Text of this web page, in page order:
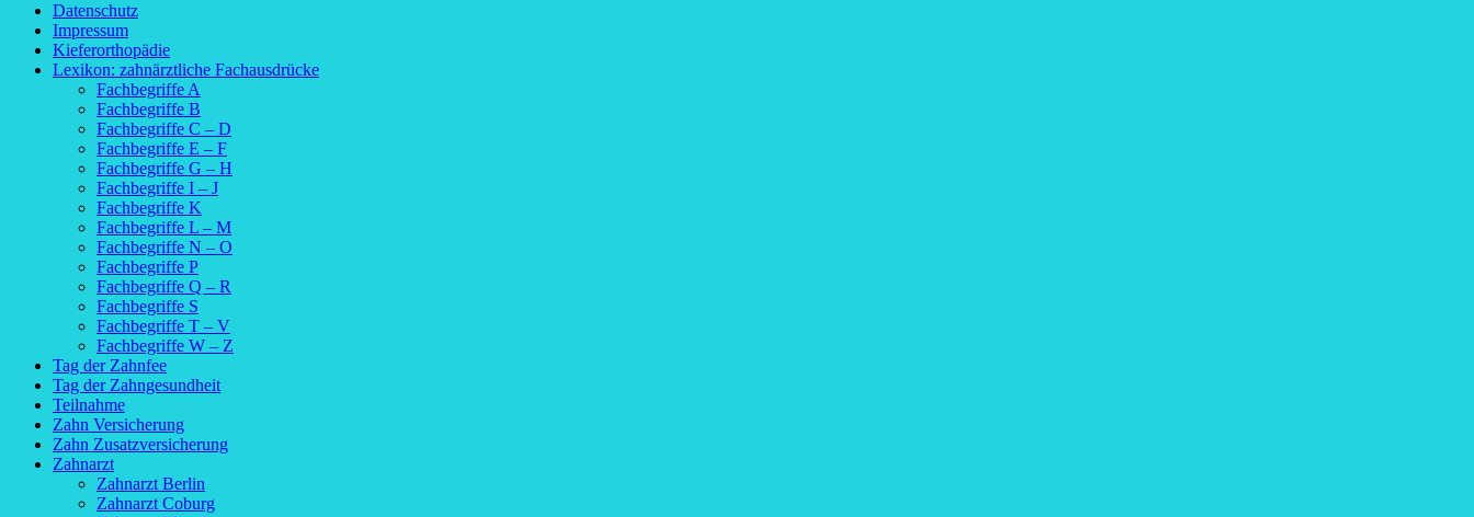
Datenschutz
Impressum
Kieferorthopädie
Lexikon: zahnärztliche Fachausdrücke
Fachbegriffe A
Fachbegriffe B
Fachbegriffe C – D
Fachbegriffe E – F
Fachbegriffe G – H
Fachbegriffe I – J
Fachbegriffe K
Fachbegriffe L – M
Fachbegriffe N – O
Fachbegriffe P
Fachbegriffe Q – R
Fachbegriffe S
Fachbegriffe T – V
Fachbegriffe W – Z
Tag der Zahnfee
Tag der Zahngesundheit
Teilnahme
Zahn Versicherung
Zahn Zusatzversicherung
Zahnarzt
Zahnarzt Berlin
Zahnarzt Coburg